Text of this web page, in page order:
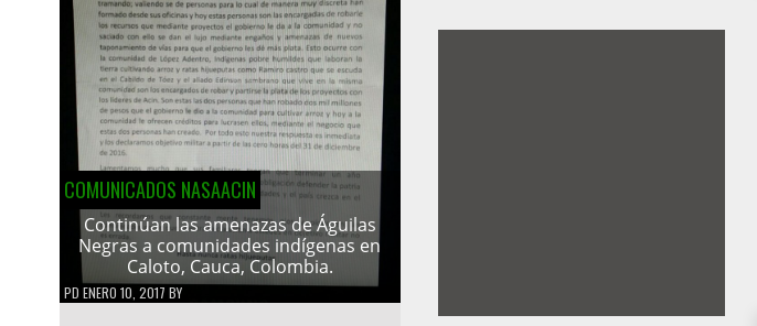
COMUNICADOS NASAACIN
Continúan las amenazas de Águilas
Negras a comunidades indígenas en
Caloto, Cauca, Colombia.
PD ENERO 10, 2017 BY